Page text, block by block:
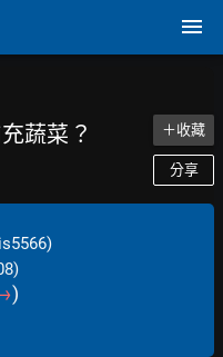
蔬菜？ ＋收藏
分享
)